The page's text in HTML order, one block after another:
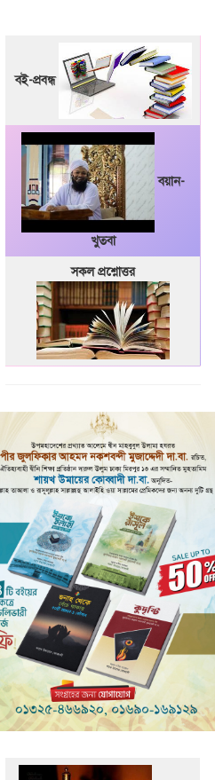
বই-প্রবন্ধ
বয়ান-
খুতবা
সকল প্রশ্নোত্তর